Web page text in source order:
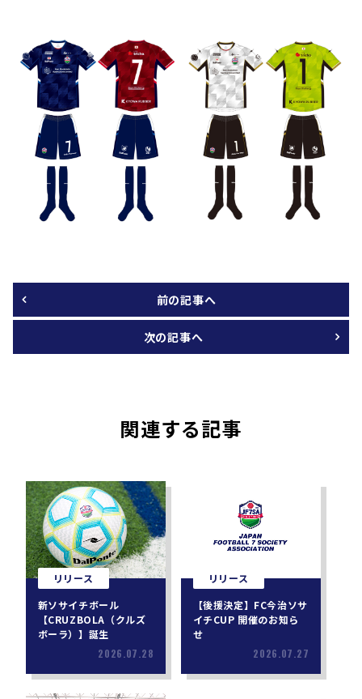
前の記事へ
次の記事へ
関連する記事
リリース
新ソサイチボール
【CRUZBOLA（クルズ
ボーラ）】誕生
2026.07.28
リリース
【後援決定】FC今治ソサ
イチCUP 開催のお知ら
せ
2026.07.27